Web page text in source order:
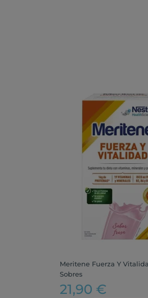
Meritene Fuerza Y
Sobres
21,90 €